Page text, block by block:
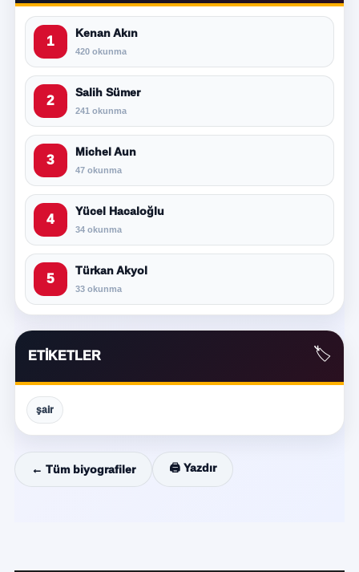
1
Kenan Akın
420 okunma
2
Salih Sümer
241 okunma
3
Michel Aun
47 okunma
4
Yücel Hacaloğlu
34 okunma
5
Türkan Akyol
33 okunma
ETIKETLER 🏷️
şair
← Tüm biyografiler 🖨️ Yazdır